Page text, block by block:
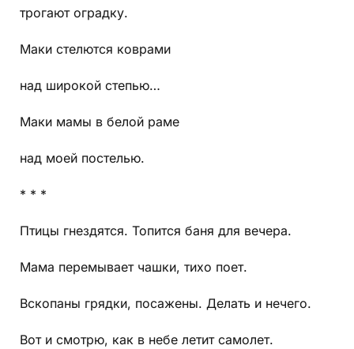
трогают оградку.
Маки стелются коврами
над широкой степью…
Маки мамы в белой раме
над моей постелью.
* * *
Птицы гнездятся. Топится баня для вечера.
Мама перемывает чашки, тихо поет.
Вскопаны грядки, посажены. Делать и нечего.
Вот и смотрю, как в небе летит самолет.